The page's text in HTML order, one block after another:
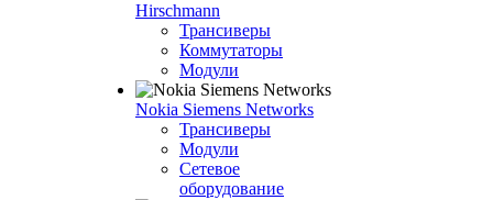
Hirschmann
Трансиверы
Коммутаторы
Модули
Nokia Siemens Networks
Трансиверы
Модули
Сетевое
оборудование